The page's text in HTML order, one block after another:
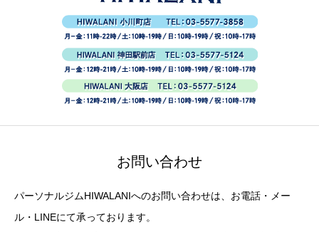
お問い合わせ
パーソナルジムHIWALANIへのお問い合わせは、お電話・メー
ル・LINEにて承っております。